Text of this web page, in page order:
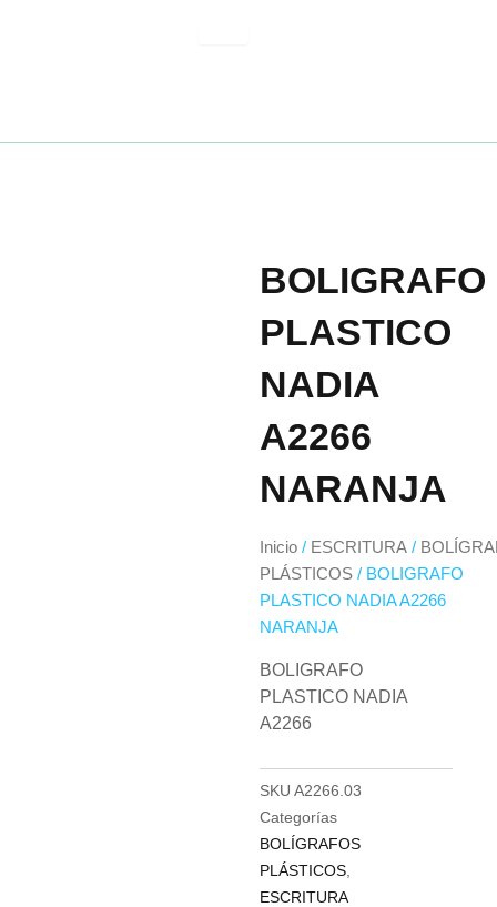
BOLIGRAFO
PLASTICO
NADIA
A2266
NARANJA
Inicio / ESCRITURA /
PLÁSTICOS / BOLIGRAFO
PLASTICO NADIA A2266
NARANJA
BOLIGRAFO
PLASTICO NADIA
A2266
SKU A2266.03
Categorías
BOLÍGRAFOS
PLÁSTICOS
ESCRITURA